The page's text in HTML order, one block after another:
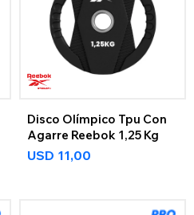
Disco Olímpico Tpu Con
Agarre Reebok 1,25 Kg
USD 11,00